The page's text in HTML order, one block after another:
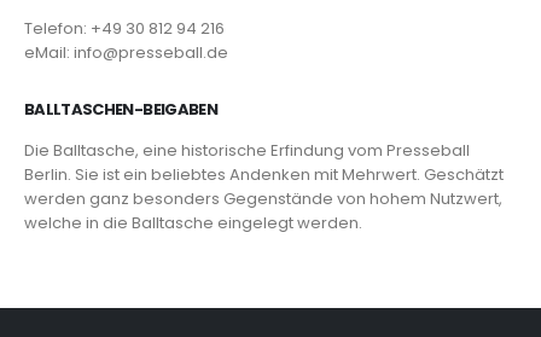
Telefon: +49 30 812 94 216
eMail: info@presseball.de
BALLTASCHEN-BEIGABEN
Die Balltasche, eine historische Erfindung vom Presseball
Berlin. Sie ist ein beliebtes Andenken mit Mehrwert. Geschätzt
werden ganz besonders Gegenstände von hohem Nutzwert,
welche in die Balltasche eingelegt werden.